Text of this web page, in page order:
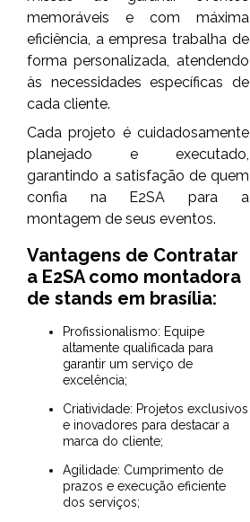
memoráveis e com máxima
eficiência, a empresa trabalha de
forma personalizada, atendendo
às necessidades específicas de
cada cliente.
Cada projeto é cuidadosamente
planejado e executado,
garantindo a satisfação de quem
confia na E2SA para a
montagem de seus eventos.
Vantagens de Contratar
a E2SA como montadora
de stands em brasília:
Profissionalismo: Equipe
altamente qualificada para
garantir um serviço de
excelência;
Criatividade: Projetos exclusivos
e inovadores para destacar a
marca do cliente;
Agilidade: Cumprimento de
prazos e execução eficiente
dos serviços;